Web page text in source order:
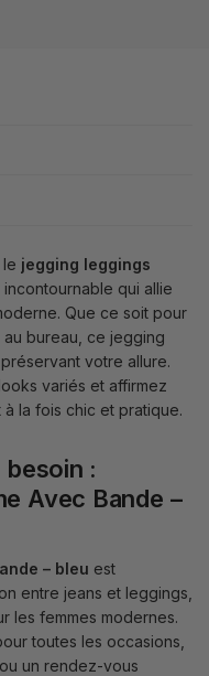
jegging leggings
incontournable qui allie
Que ce soit pour
bureau, ce jegging
votre allure.
variés et affirmez
la fois chic et pratique.
:
Avec Bande –
– bleu est
entre jeans et leggings,
les femmes modernes.
toutes les occasions,
un rendez-vous